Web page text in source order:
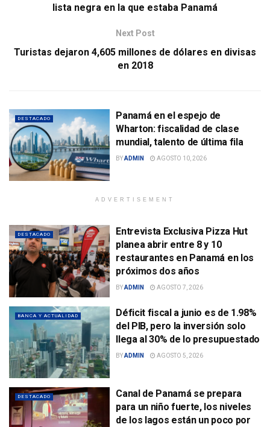
lista negra en la que estaba Panamá
Next Post
Turistas dejaron 4,605 millones de dólares en divisas
en 2018
DESTACADO
Panamá en el espejo de
Wharton: fiscalidad de clase
mundial, talento de última fila
BYADMIN AGOSTO 10, 2026
ADVERTISEMENT
DESTACADO
Entrevista Exclusiva Pizza Hut
planea abrir entre 8 y 10
restaurantes en Panamá en los
próximos dos años
BYADMIN AGOSTO 7, 2026
BANCA Y ACTUALIDAD
Déficit fiscal a junio es de 1.98%
del PIB, pero la inversión solo
llega al 30% de lo presupuestado
BYADMIN AGOSTO 5, 2026
DESTACADO
Canal de Panamá se prepara
para un niño fuerte, los niveles
de los lagos están un poco por